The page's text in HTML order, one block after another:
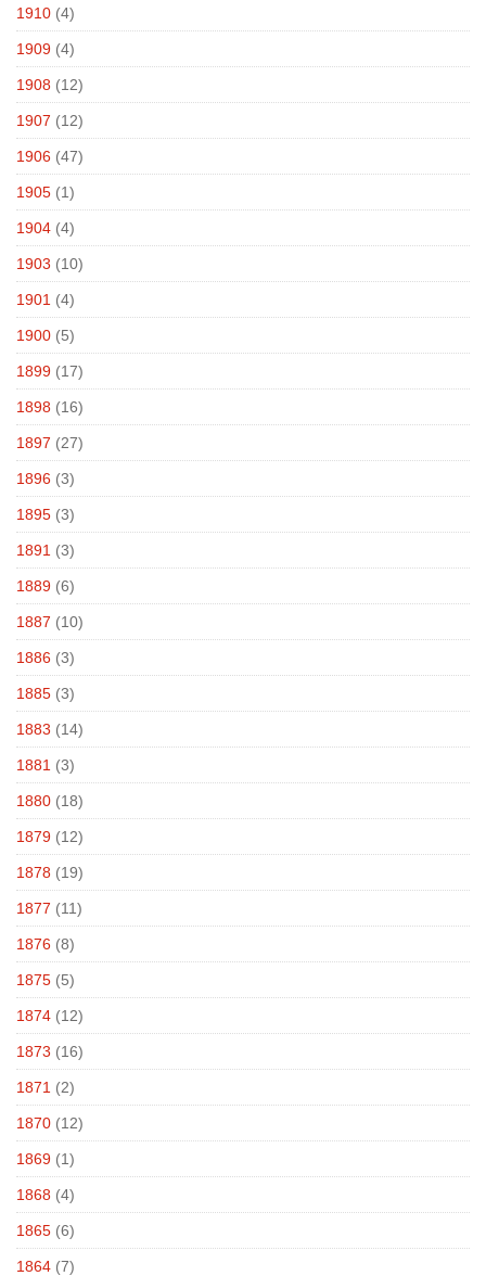
1910 (4)
1909 (4)
1908 (12)
1907 (12)
1906 (47)
1905 (1)
1904 (4)
1903 (10)
1901 (4)
1900 (5)
1899 (17)
1898 (16)
1897 (27)
1896 (3)
1895 (3)
1891 (3)
1889 (6)
1887 (10)
1886 (3)
1885 (3)
1883 (14)
1881 (3)
1880 (18)
1879 (12)
1878 (19)
1877 (11)
1876 (8)
1875 (5)
1874 (12)
1873 (16)
1871 (2)
1870 (12)
1869 (1)
1868 (4)
1865 (6)
1864 (7)